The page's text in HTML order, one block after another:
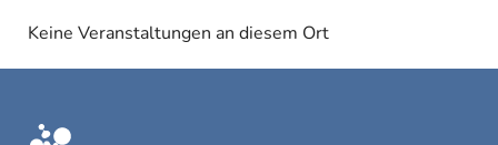
Keine Veranstaltungen an diesem Ort